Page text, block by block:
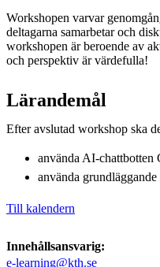
Workshopen varvar
deltagarna samarbetar och
workshopen är beroende av
och perspektiv är värdefulla!
Lärandemål
Efter avslutad workshop ska
använda AI-
använda
Till kalendern
Innehållsansvarig:
e-learning@kth.se